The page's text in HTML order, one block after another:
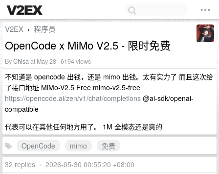
V2EX › 程序员
OpenCode x MiMo V2.5 - 限时免费
ByChisaat May 28 · 6194 views
不知道是 opencode 出钱，还是 mimo 出钱。太有实力了 而且这次给
了接口地址 MiMo-V2.5 Free mimo-v2.5-free
https://opencode.ai/zen/v1/chat/completions @ai-sdk/openai-
compatible
代表可以在其他任何地方用了。 1M 全模态还是爽的
OpenCode
mimo
免费
32 replies • 2026-05-30 00:55:20 +08:00